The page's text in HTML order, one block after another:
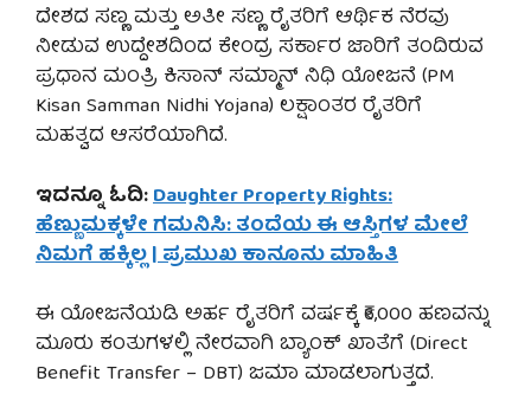
ದೇಶದ ಸಣ್ಣ ಮತ್ತು ಅತೀ ಸಣ್ಣ ರೈತರಿಗೆ ಆರ್ಥಿಕ ನೆರವು
ನೀಡುವ ಉದ್ದೇಶದಿಂದ ಕೇಂದ್ರ ಸರ್ಕಾರ ಜಾರಿಗೆ ತಂದಿರುವ
ಪ್ರಧಾನ ಮಂತ್ರಿ ಕಿಸಾನ್ ಸಮ್ಮಾನ್ ನಿಧಿ ಯೋಜನೆ (PM
Kisan Samman Nidhi Yojana) ಲಕ್ಷಾಂತರ ರೈತರಿಗೆ
ಮಹತ್ವದ ಆಸರೆಯಾಗಿದೆ.
ಇದನ್ನೂ ಓದಿ:Daughter Property Rights:
ಹೆಣ್ಣುಮಕ್ಕಳೇ ಗಮನಿಸಿ: ತಂದೆಯ ಈ ಆಸ್ತಿಗಳ ಮೇಲೆ
ನಿಮಗೆ ಹಕ್ಕಿಲ್ಲ | ಪ್ರಮುಖ ಕಾನೂನು ಮಾಹಿತಿ
ಈ ಯೋಜನೆಯಡಿ ಅರ್ಹ ರೈತರಿಗೆ ವರ್ಷಕ್ಕೆ ₹6,000 ಹಣವನ್ನು
ಮೂರು ಕಂತುಗಳಲ್ಲಿ ನೇರವಾಗಿ ಬ್ಯಾಂಕ್ ಖಾತೆಗೆ (Direct
Benefit Transfer – DBT) ಜಮಾ ಮಾಡಲಾಗುತ್ತದೆ.